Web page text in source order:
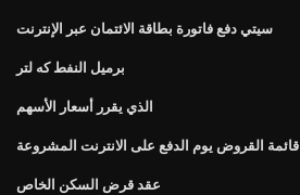
سيتي دفع فاتورة بطاقة الائتمان عبر الإنترنت
برميل النفط كه لتر
الذي يقرر أسعار الأسهم
قائمة القروض يوم الدفع على الانترنت المشروعة
عقد قرض السكن الخاص